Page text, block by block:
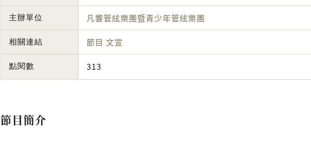
主辦單位 凡響管絃樂團暨青少年管絃樂團
相關連結 節目 文宣
點閱數 313
節目簡介